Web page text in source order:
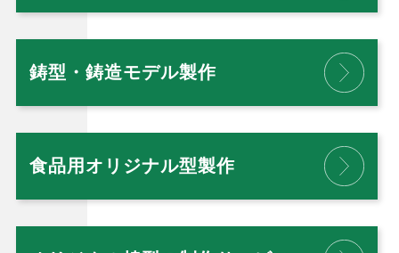
鋳型・鋳造モデル製作
食品用オリジナル型製作